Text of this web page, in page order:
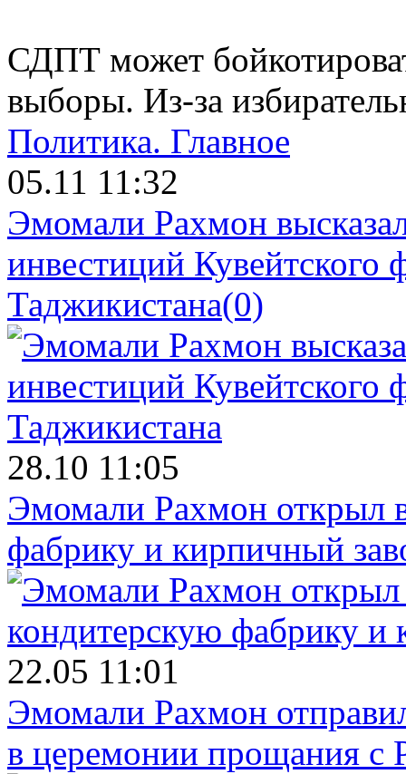
СДПТ может
выборы. Из-за
Политика. Главное
05.11 11:32
Эмомали Рахмон
инвестиций Кувейтского
Таджикистана(0)
28.10 11:05
Эмомали Рахмон открыл
фабрику и кирпичный
22.05 11:01
Эмомали Рахмон
в церемонии прощания с